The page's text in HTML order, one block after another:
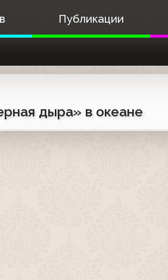
Публикации
дыра» в океане